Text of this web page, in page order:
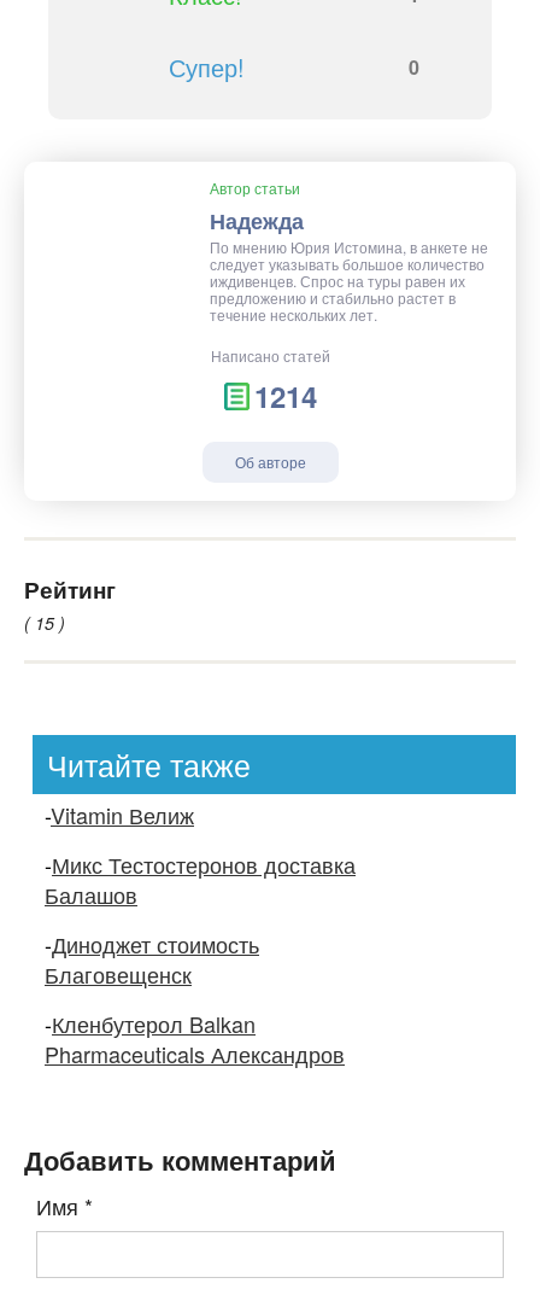
Супер! 0
Автор статьи
Надежда
По мнению Юрия Истомина, в анкете не
следует указывать большое количество
иждивенцев. Спрос на туры равен их
предложению и стабильно растет в
течение нескольких лет.
Написано статей
1214
Об авторе
Рейтинг
( 15 )
Читайте также
-Vitamin Велиж
-Микс Тестостеронов доставка
Балашов
-Диноджет стоимость
Благовещенск
-Кленбутерол Balkan
Pharmaceuticals Александров
Добавить комментарий
Имя *